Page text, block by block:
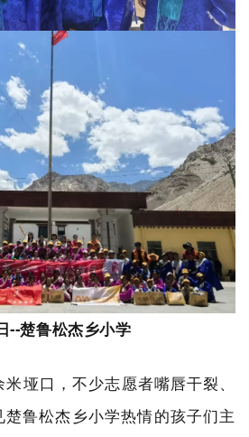
--楚鲁松杰乡小学
米垭口，不少志愿者嘴唇干裂、
鲁松杰乡小学热情的孩子们主